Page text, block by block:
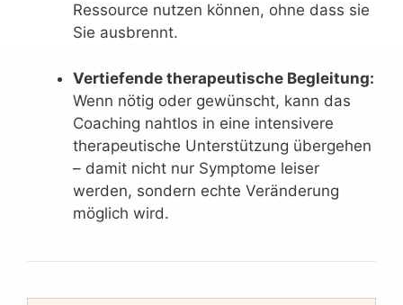
Ressource nutzen können, ohne dass sie
Sie ausbrennt.
Vertiefende therapeutische Begleitung:
Wenn nötig oder gewünscht, kann das
Coaching nahtlos in eine intensivere
therapeutische Unterstützung übergehen
– damit nicht nur Symptome leiser
werden, sondern echte Veränderung
möglich wird.